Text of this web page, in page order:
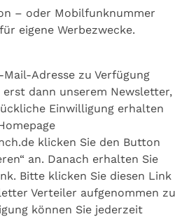
– oder Mobilfunknummer
eigene Werbezwecke.
Mail-Adresse zu Verfügung
dann unserem Newsletter,
Einwilligung erhalten
klicken Sie den Button
an. Danach erhalten Sie
Bitte klicken Sie diesen Link
Verteiler aufgenommen zu
können Sie jederzeit